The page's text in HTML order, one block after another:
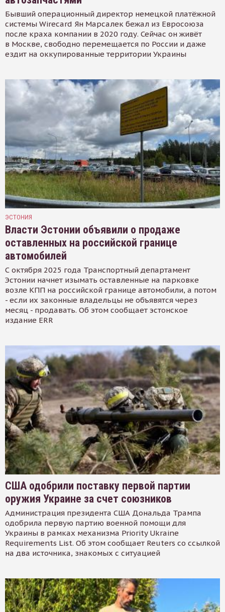
Бывший операционный директор немецкой платёжной
системы Wirecard Ян Марсалек бежал из Евросоюза
после краха компании в 2020 году. Сейчас он живёт
в Москве, свободно перемещается по России и даже
ездит на оккупированные территории Украины
ЭСТОНИЯ
Власти Эстонии объявили о продаже
оставленных на российской границе
автомобилей
С октября 2025 года Транспортный департамент
Эстонии начнет изымать оставленные на парковке
возле КПП на российской границе автомобили, а потом
- если их законные владельцы не объявятся через
месяц - продавать. Об этом сообщает эстонское
издание ERR
США одобрили поставку первой партии
оружия Украине за счет союзников
Администрация президента США Дональда Трампа
одобрила первую партию военной помощи для
Украины в рамках механизма Priority Ukraine
Requirements List. Об этом сообщает Reuters со ссылкой
на два источника, знакомых с ситуацией